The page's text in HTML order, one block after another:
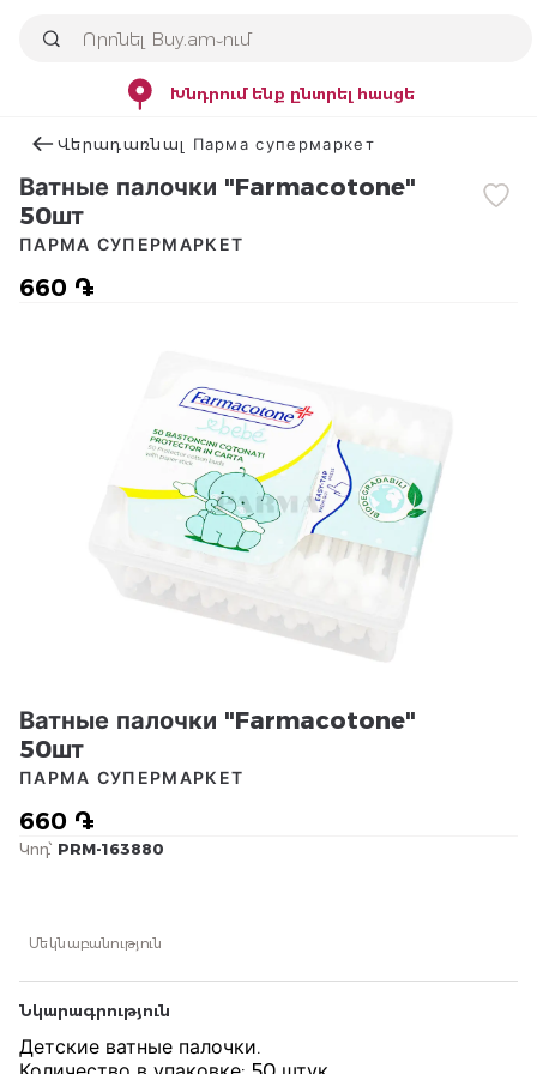
Խնդրում ենք ընտրել հասցե
Վերադառնալ Парма супермаркет
Ватные палочки "Farmacotone"
50шт
660 ֏
ПАРМА СУПЕРМАРКЕТ
Ватные палочки "Farmacotone"
50шт
660 ֏
ПАРМА СУПЕРМАРКЕТ
Կոդ՝ PRM-163880
Մեկնաբանություն
Նկարագրություն
Детские ватные палочки.